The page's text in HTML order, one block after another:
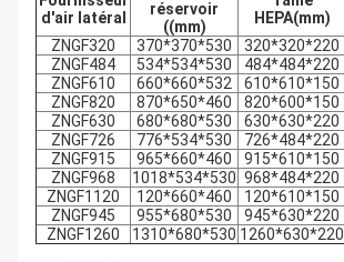
d'air latéral
réservoir
((mm)
HEPA(mm)
ZNGF320
370*370*530 320*320*220
ZNGF484
534*534*530 484*484*220
ZNGF610
660*660*532 610*610*150
ZNGF820
870*650*460 820*600*150
ZNGF630
680*680*530 630*630*220
ZNGF726
776*534*530 726*484*220
ZNGF915
965*660*460 915*610*150
ZNGF968
1018*534*530 968*484*220
ZNGF1120
120*660*460 120*610*150
ZNGF945
955*680*530 945*630*220
ZNGF1260
1310*680*530 1260*630*220